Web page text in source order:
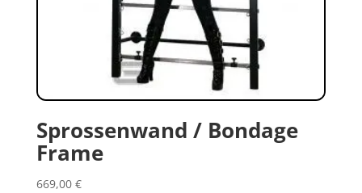
Sprossenwand / Bondage
Frame
669,00 €